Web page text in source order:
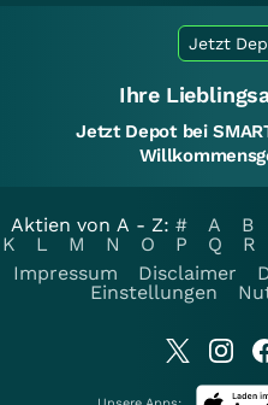
Jetzt
Ihre
Jetzt Depot bei
Aktien von A - Z: # A B
K
L M N O P Q R
Impressum
Disclaimer
Einstellungen